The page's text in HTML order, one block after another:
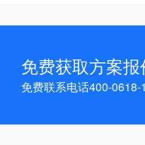
免费获取方案报
免费联系电话400-0618-